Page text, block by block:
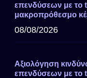
επενδύσεων με το
μακροπρόθεσμο
08/08/2026
Αξιολόγηση
επενδύσεων με το